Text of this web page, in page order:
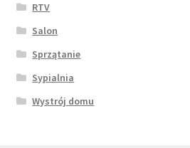
RTV
Salon
Sprzątanie
Sypialnia
Wystrój domu